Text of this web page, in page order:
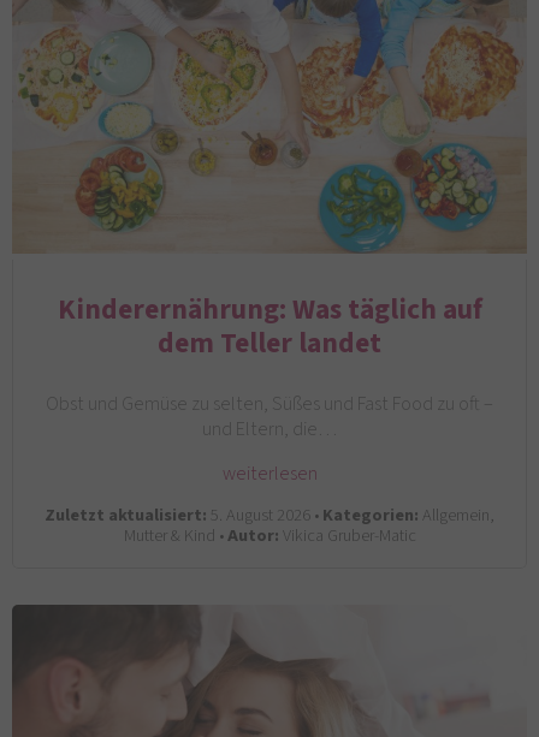
Kinderernährung: Was täglich auf
dem Teller landet
Obst und Gemüse zu selten, Süßes und Fast Food zu oft –
und Eltern, die…
weiterlesen
Zuletzt aktualisiert: 5. August 2026 •Kategorien: Allgemein,
Mutter & Kind •Autor:Vikica Gruber-Matic